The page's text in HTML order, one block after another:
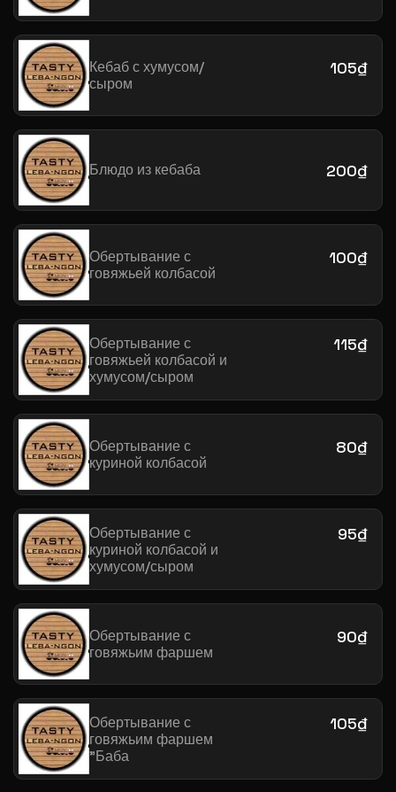
Кебаб с хумусом/
сыром
105₫
Блюдо из кебаба 200₫
Обертывание с
говяжьей колбасой
100₫
Обертывание с
говяжьей колбасой и
хумусом/сыром
115₫
Обертывание с
куриной колбасой
80₫
Обертывание с
куриной колбасой и
хумусом/сыром
95₫
Обертывание с
говяжьим фаршем
90₫
Обертывание с
говяжьим фаршем
"Баба
105₫